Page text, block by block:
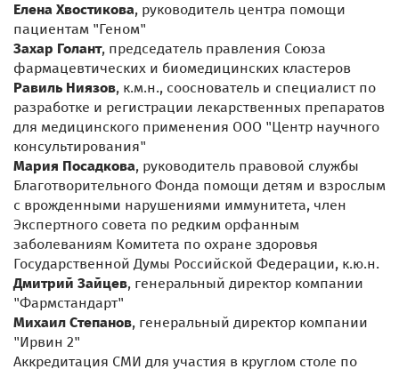
Елена Хвостикова, руководитель центра помощи
пациентам "Геном"
Захар Голант, председатель правления Союза
фармацевтических и биомедицинских кластеров
Равиль Ниязов, к.м.н., сооснователь и специалист по
разработке и регистрации лекарственных препаратов
для медицинского применения ООО "Центр научного
консультирования"
Мария Посадкова, руководитель правовой службы
Благотворительного Фонда помощи детям и взрослым
с врожденными нарушениями иммунитета, член
Экспертного совета по редким орфанным
заболеваниям Комитета по охране здоровья
Государственной Думы Российской Федерации, к.ю.н.
Дмитрий Зайцев, генеральный директор компании
"Фармстандарт"
Михаил Степанов, генеральный директор компании
"Ирвин 2"
Аккредитация СМИ для участия в круглом столе по